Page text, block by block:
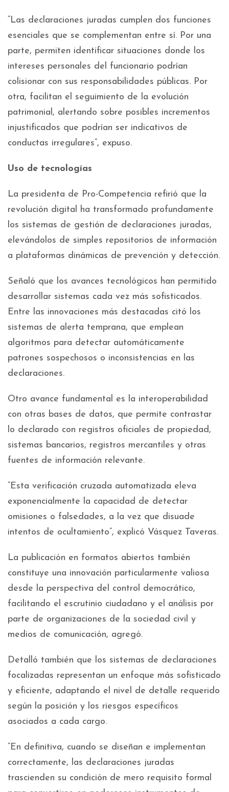
“Las declaraciones juradas cumplen dos funciones
esenciales que se complementan entre sí. Por una
parte, permiten identificar situaciones donde los
intereses personales del funcionario podrían
colisionar con sus responsabilidades públicas. Por
otra, facilitan el seguimiento de la evolución
patrimonial, alertando sobre posibles incrementos
injustificados que podrían ser indicativos de
conductas irregulares”, expuso.
Uso de tecnologías
La presidenta de Pro-Competencia refirió que la
revolución digital ha transformado profundamente
los sistemas de gestión de declaraciones juradas,
elevándolos de simples repositorios de información
a plataformas dinámicas de prevención y detección.
Señaló que los avances tecnológicos han permitido
desarrollar sistemas cada vez más sofisticados.
Entre las innovaciones más destacadas citó los
sistemas de alerta temprana, que emplean
algoritmos para detectar automáticamente
patrones sospechosos o inconsistencias en las
declaraciones.
Otro avance fundamental es la interoperabilidad
con otras bases de datos, que permite contrastar
lo declarado con registros oficiales de propiedad,
sistemas bancarios, registros mercantiles y otras
fuentes de información relevante.
“Esta verificación cruzada automatizada eleva
exponencialmente la capacidad de detectar
omisiones o falsedades, a la vez que disuade
intentos de ocultamiento”, explicó Vásquez Taveras.
La publicación en formatos abiertos también
constituye una innovación particularmente valiosa
desde la perspectiva del control democrático,
facilitando el escrutinio ciudadano y el análisis por
parte de organizaciones de la sociedad civil y
medios de comunicación, agregó.
Detalló también que los sistemas de declaraciones
focalizadas representan un enfoque más sofisticado
y eficiente, adaptando el nivel de detalle requerido
según la posición y los riesgos específicos
asociados a cada cargo.
“En definitiva, cuando se diseñan e implementan
correctamente, las declaraciones juradas
trascienden su condición de mero requisito formal